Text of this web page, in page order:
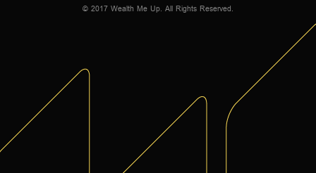
© 2017 Wealth Me Up. All Rights Reserved.